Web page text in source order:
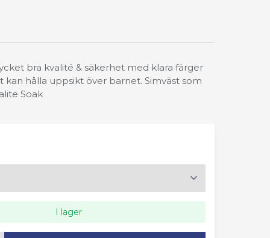
bra kvalité & säkerhet med klara färger
kan hålla uppsikt över barnet. Simväst som
Soak
I lager